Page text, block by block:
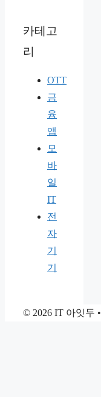
카테고
리
OTT
금
융
앱
모
바
일
IT
전
자
기
기
© 2026 IT 아잇두